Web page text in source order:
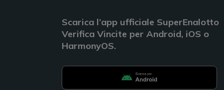
Scarica l’app ufficiale SuperEnalotto
Verifica Vincite per Android, iOS o
HarmonyOS.